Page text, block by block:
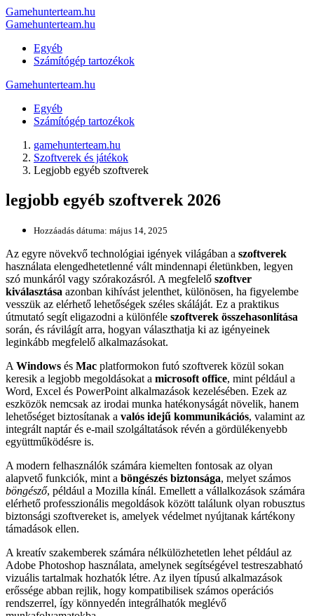
Gamehunterteam.hu
Gamehunterteam.hu
Egyéb
Számítógép tartozékok
Gamehunterteam.hu
Egyéb
Számítógép tartozékok
gamehunterteam.hu
Szoftverek és játékok
Legjobb egyéb szoftverek
legjobb egyéb szoftverek 2026
Hozzáadás dátuma: május 14, 2025
Az egyre növekvő technológiai igények világában a szoftverek
használata elengedhetetlenné vált mindennapi életünkben, legyen
szó munkáról vagy szórakozásról. A megfelelő szoftver
kiválasztása azonban kihívást jelenthet, különösen, ha figyelembe
vesszük az elérhető lehetőségek széles skáláját. Ez a praktikus
útmutató segít eligazodni a különféle szoftverek összehasonlítása
során, és rávilágít arra, hogyan választhatja ki az igényeinek
leginkább megfelelő alkalmazásokat.
A Windows és Mac platformokon futó szoftverek közül sokan
keresik a legjobb megoldásokat a microsoft office, mint például a
Word, Excel és PowerPoint alkalmazások kezelésében. Ezek az
eszközök nemcsak az irodai munka hatékonyságát növelik, hanem
lehetőséget biztosítanak a valós idejű kommunikációs, valamint az
integrált naptár és e-mail szolgáltatások révén a gördülékenyebb
együttműködésre is.
A modern felhasználók számára kiemelten fontosak az olyan
alapvető funkciók, mint a böngészés biztonsága, melyet számos
böngésző, például a Mozilla kínál. Emellett a vállalkozások számára
elérhető professzionális megoldások között találunk olyan robusztus
biztonsági szoftvereket is, amelyek védelmet nyújtanak kártékony
támadások ellen.
A kreatív szakemberek számára nélkülözhetetlen lehet például az
Adobe Photoshop használata, amelynek segítségével testreszabható
vizuális tartalmak hozhatók létre. Az ilyen típusú alkalmazások
erőssége abban rejlik, hogy kompatibilisek számos operációs
rendszerrel, így könnyedén integrálhatók meglévő